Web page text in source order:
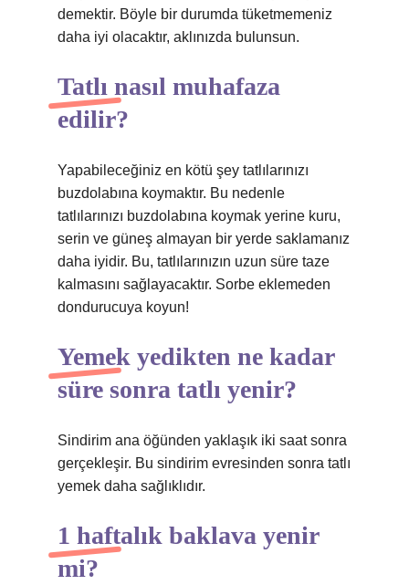
demektir. Böyle bir durumda tüketmemeniz
daha iyi olacaktır, aklınızda bulunsun.
Tatlı nasıl muhafaza
edilir?
Yapabileceğiniz en kötü şey tatlılarınızı
buzdolabına koymaktır. Bu nedenle
tatlılarınızı buzdolabına koymak yerine kuru,
serin ve güneş almayan bir yerde saklamanız
daha iyidir. Bu, tatlılarınızın uzun süre taze
kalmasını sağlayacaktır. Sorbe eklemeden
dondurucuya koyun!
Yemek yedikten ne kadar
süre sonra tatlı yenir?
Sindirim ana öğünden yaklaşık iki saat sonra
gerçekleşir. Bu sindirim evresinden sonra tatlı
yemek daha sağlıklıdır.
1 haftalık baklava yenir
mi?